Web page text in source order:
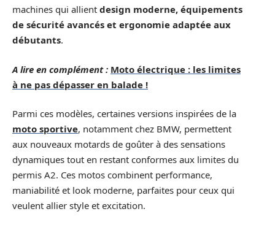
machines qui allient design moderne, équipements
de sécurité avancés et ergonomie adaptée aux
débutants.
A lire en complément : Moto électrique : les limites
à ne pas dépasser en balade !
Parmi ces modèles, certaines versions inspirées de la
moto sportive, notamment chez BMW, permettent
aux nouveaux motards de goûter à des sensations
dynamiques tout en restant conformes aux limites du
permis A2. Ces motos combinent performance,
maniabilité et look moderne, parfaites pour ceux qui
veulent allier style et excitation.